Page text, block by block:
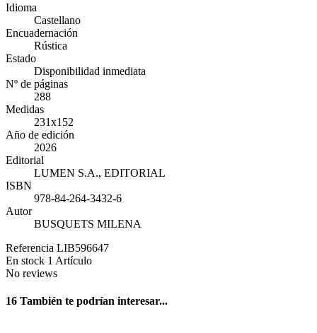
Idioma
Castellano
Encuadernación
Rústica
Estado
Disponibilidad inmediata
Nº de páginas
288
Medidas
231x152
Año de edición
2026
Editorial
LUMEN S.A., EDITORIAL
ISBN
978-84-264-3432-6
Autor
BUSQUETS MILENA
Referencia LIB596647
En stock 1 Artículo
No reviews
16 También te podrían interesar...